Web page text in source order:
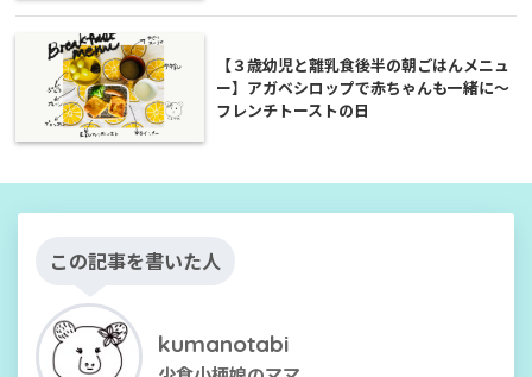
【３歳幼児と離乳食後半の朝ごはんメニュ
ー】アガベシロップで赤ちゃんも一緒に〜
フレンチトーストの日
この記事を書いた人
kumanotabi